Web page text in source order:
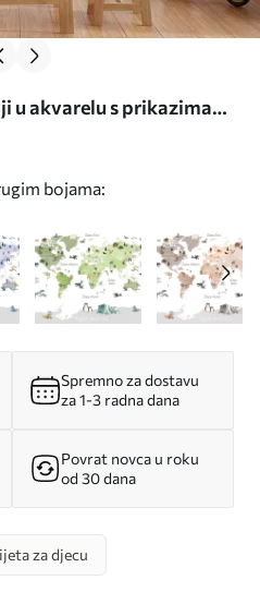
u akvarelu s prikazima
Oznake na
bojama:
Spremno za dostavu
za 1-3 radna dana
Povrat novca u roku
od 30 dana
za djecu